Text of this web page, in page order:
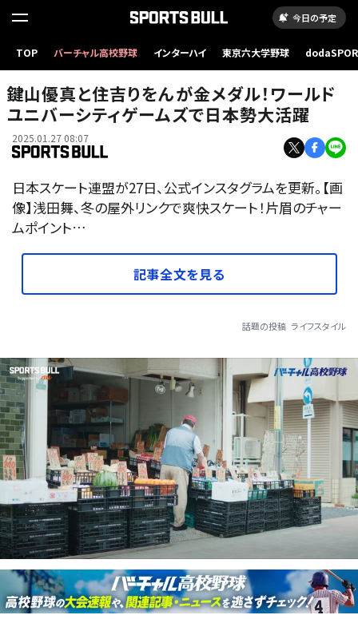
今日の予定
TOP バーチャル高校野球 インターハイ 東京六大学野球
鍵山優真と住吉りをんが金メダル！ワールド
ユニバーシティゲームズで日本勢大活躍
2025.01.27 08:07
日本スケート連盟が27日、公式インスタグラムを更新。【画
像】浅田舞、冬の屋外リンクで爽快スケート！片眉のチャー
ムポイント…
記事全文を見る
話題の投稿 ライフスタイル